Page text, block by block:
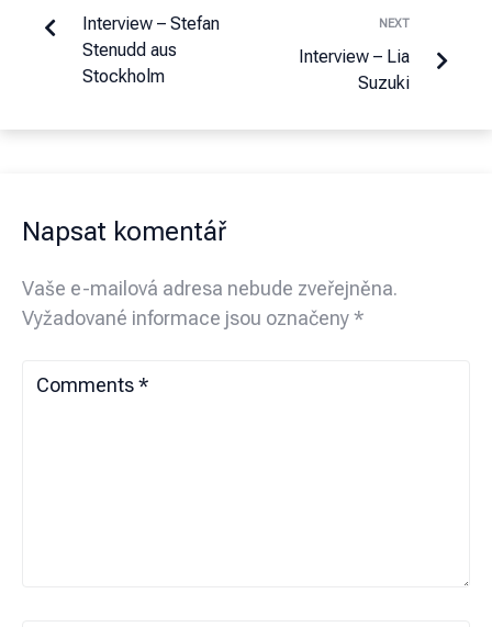
Interview – Stefan
Stenudd aus
Stockholm
NEXT
Interview – Lia
Suzuki
Napsat komentář
Vaše e-mailová adresa nebude zveřejněna.
Vyžadované informace jsou označeny*